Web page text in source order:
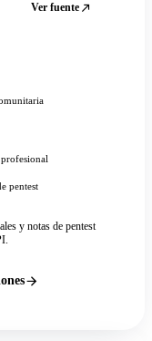
Ver fuente
pentest
y notas de pentest